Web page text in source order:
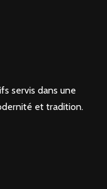
servis dans une
et tradition.